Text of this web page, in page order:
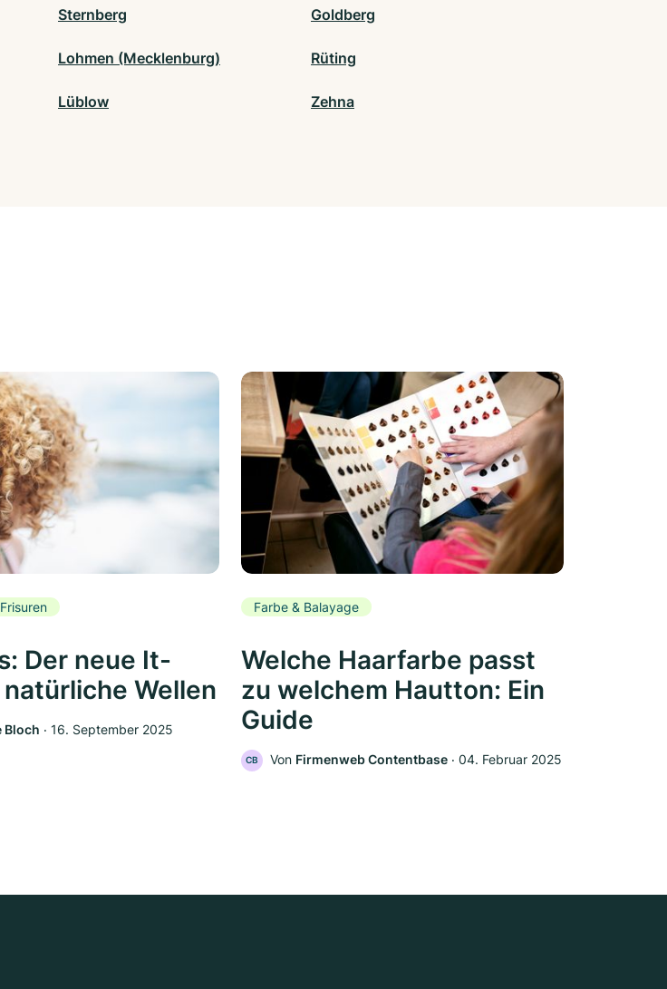
Sternberg Goldberg
Lohmen (Mecklenburg) Rüting
Lüblow Zehna
Der neue It-
Wellen
Bloch ‧ 16. September 2025
Farbe & Balayage
Welche Haarfarbe passt
zu welchem Hautton: Ein
Guide
CB Von Firmenweb Contentbase ‧ 04. Februar 2025